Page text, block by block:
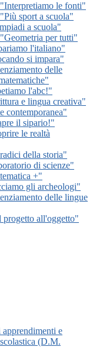
le fonti"
sport a scuola"
a scuola"
per tutti"
l'italiano"
si impara"
delle
l'abc!"
e lingua creativa"
contemporanea"
il sipario!"
le realtà
della storia"
di scienze"
+"
gli archeologi"
delle lingue
all'oggetto"
e
(D.M.